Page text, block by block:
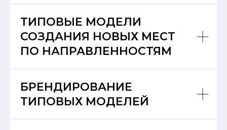
ТИПОВЫЕ МОДЕЛИ
СОЗДАНИЯ НОВЫХ МЕСТ
ПО НАПРАВЛЕННОСТЯМ
БРЕНДИРОВАНИЕ
ТИПОВЫХ МОДЕЛЕЙ